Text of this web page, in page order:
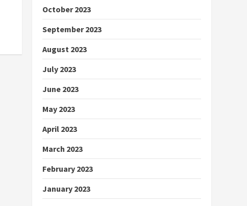
October 2023
September 2023
August 2023
July 2023
June 2023
May 2023
April 2023
March 2023
February 2023
January 2023